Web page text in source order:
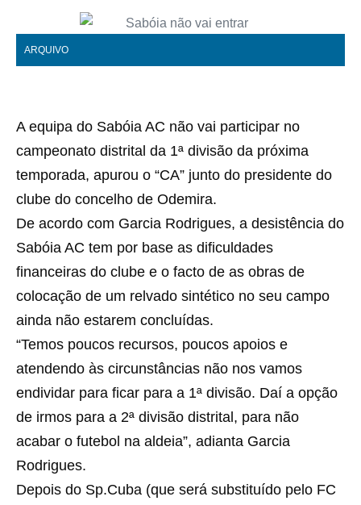
ARQUIVO
A equipa do Sabóia AC não vai participar no
campeonato distrital da 1ª divisão da próxima
temporada, apurou o “CA” junto do presidente do
clube do concelho de Odemira.
De acordo com Garcia Rodrigues, a desistência do
Sabóia AC tem por base as dificuldades
financeiras do clube e o facto de as obras de
colocação de um relvado sintético no seu campo
ainda não estarem concluídas.
“Temos poucos recursos, poucos apoios e
atendendo às circunstâncias não nos vamos
endividar para ficar para a 1ª divisão. Daí a opção
de irmos para a 2ª divisão distrital, para não
acabar o futebol na aldeia”, adianta Garcia
Rodrigues.
Depois do Sp.Cuba (que será substituído pelo FC